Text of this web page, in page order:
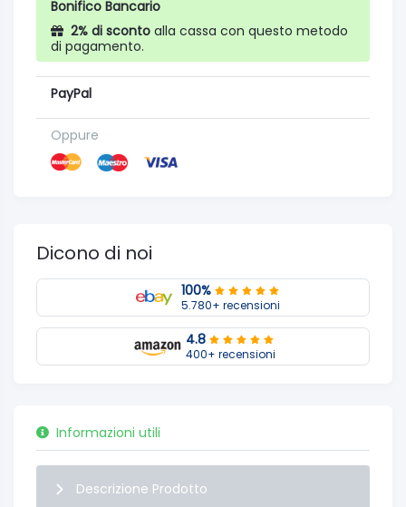
Bonifico Bancario
2% di sconto alla cassa con questo metodo
di pagamento.
PayPal
Oppure
Dicono di noi
100%
5.780+ recensioni
4.8
400+ recensioni
Informazioni utili
Descrizione Prodotto